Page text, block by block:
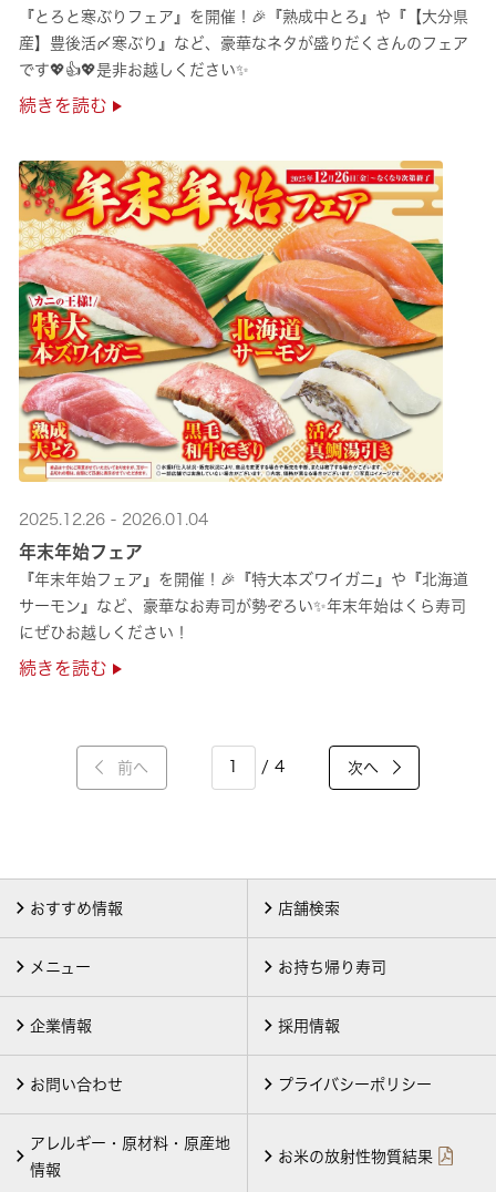
『とろと寒ぶりフェア』を開催！🎉『熟成中とろ』や『【大分県
産】豊後活〆寒ぶり』など、豪華なネタが盛りだくさんのフェア
です💖👍💖是非お越しください✨
続きを読む
2025.12.26 - 2026.01.04
年末年始フェア
『年末年始フェア』を開催！🎉『特大本ズワイガニ』や『北海道
サーモン』など、豪華なお寿司が勢ぞろい✨年末年始はくら寿司
にぜひお越しください！
続きを読む
前へ / 4 次へ
おすすめ情報 店舗検索
メニュー お持ち帰り寿司
企業情報 採用情報
お問い合わせ プライバシーポリシー
アレルギー・原材料・原産地
情報
お米の放射性物質結果